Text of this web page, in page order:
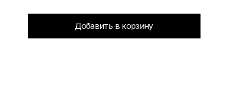
Добавить в корзину